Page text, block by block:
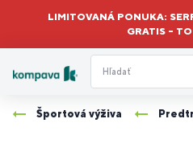
LIMITOVANÁ PONUKA:
GRATIS –
Športová výživa